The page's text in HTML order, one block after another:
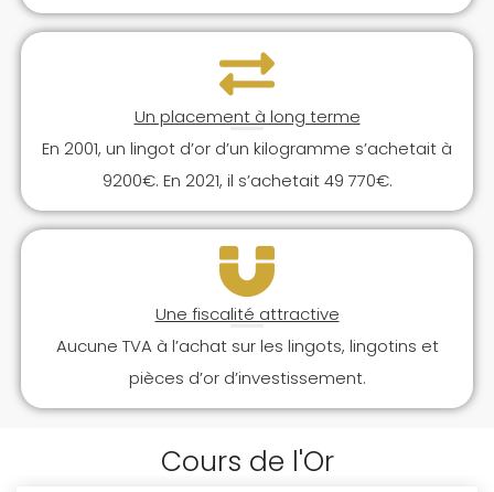
Un placement à long terme
En 2001, un lingot d’or d’un kilogramme s’achetait à
9200€. En 2021, il s’achetait 49 770€.
Une fiscalité attractive
Aucune TVA à l’achat sur les lingots, lingotins et
pièces d’or d’investissement.
Cours de l'Or